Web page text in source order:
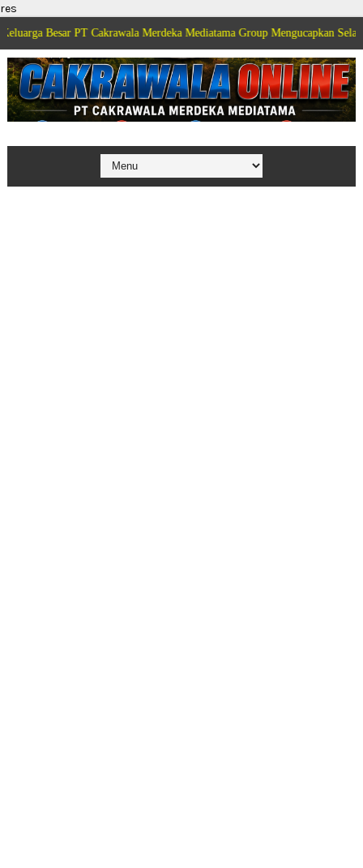
res
PT Cakrawala Merdeka Mediatama Group Mengucapkan Selamat